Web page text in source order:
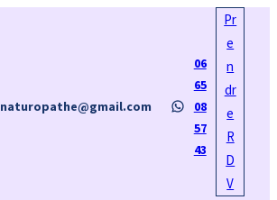
WhatsApp
06
65
08
57
43
Pr
e
n
dr
e
R
D
V